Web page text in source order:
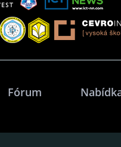
Fórum